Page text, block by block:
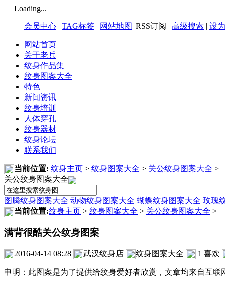
Loading...
会员中心 | TAG标签 | 网站地图 |RSS订阅 | 高级搜索 | 设
网站首页
关于老兵
纹身作品集
纹身图案大全
特色
新闻资讯
纹身培训
人体穿孔
纹身器材
纹身论坛
联系我们
当前位置: 纹身主页 > 纹身图案大全 > 关公纹身图案大全 >
关公纹身图案大全
图腾纹身图案大全 动物纹身图案大全 蝴蝶纹身图案大全 玫瑰
当前位置:纹身主页 > 纹身图案大全 > 关公纹身图案大全 >
满背很酷关公纹身图案
2016-04-14 08:28 武汉纹身店 纹身图案大全 1 喜欢
申明：此图案是为了提供给纹身爱好者欣赏，文章均来自互联